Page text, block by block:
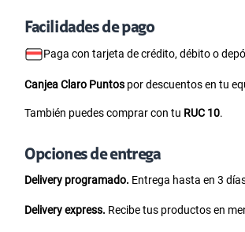
Facilidades de pago
Paga con tarjeta de crédito, débito o
Canjea Claro Puntos por descuentos en tu
También puedes comprar con tu RUC 10.
Opciones de entrega
Delivery programado. Entrega hasta en 3
Delivery express. Recibe tus productos en